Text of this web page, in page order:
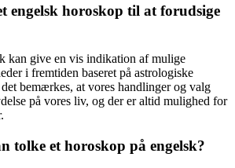
engelsk horoskop til at forudsige
kan give en vis indikation af mulige
i fremtiden baseret på astrologiske
bemærkes, at vores handlinger og valg
på vores liv, og der er altid mulighed for
tolke et horoskop på engelsk?